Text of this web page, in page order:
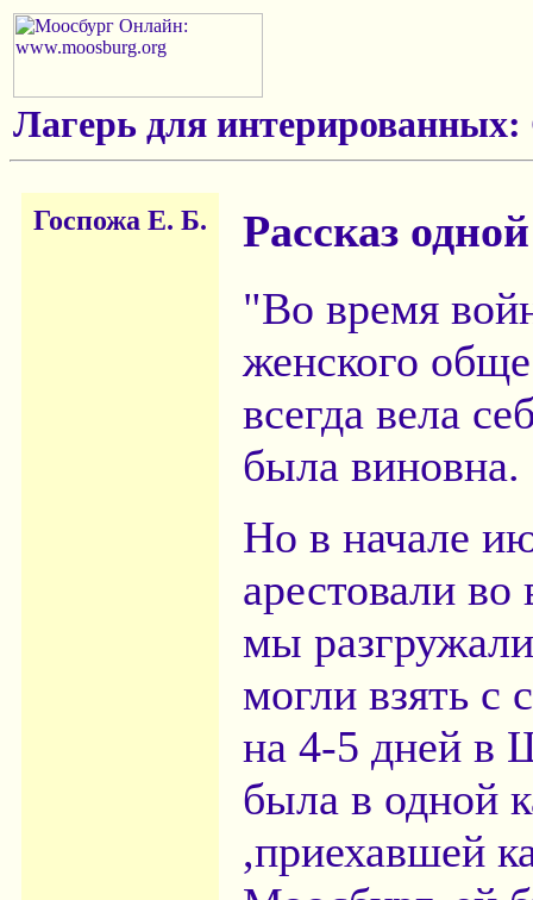
Лагерь для интерированных:
Госпожа Е. Б.
Рассказ
"Во время
женского
всегда вела
была виновна.
Но в начале
арестовали
мы
могли взять с
на 4-5 дней в
была в одной
,приехавшей